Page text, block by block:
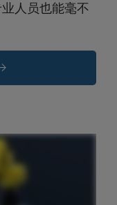
人员也能毫不